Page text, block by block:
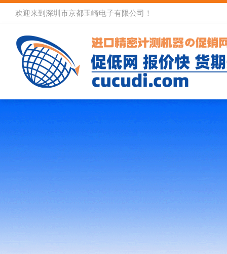
欢迎来到深圳市京都玉崎电子有限公司！